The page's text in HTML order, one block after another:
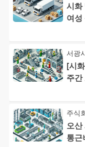
시화
여성
서광
[시
주간
주식
오산
통근